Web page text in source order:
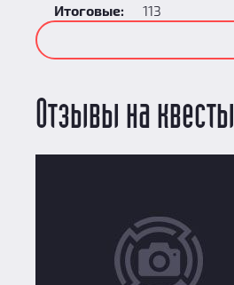
Итоговые:
113
Отзывы на квесты